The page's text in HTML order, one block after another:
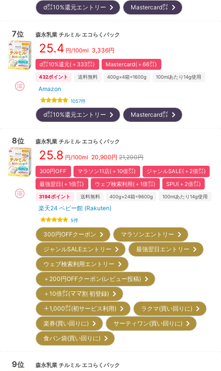
d㌽10%還元エントリー Mastercard㌽
7位 森永乳業 チルミル エコらくパック
25.4 円/100ml 3,336円
d㌽10%還元(＋333㌽) Mastercard(＋66㌽)
432ポイント 送料無料 400g×4箱=1600g 100mlあたり14g使用
Amazon
1057件
d㌽10%還元エントリー Mastercard㌽
8位 森永乳業 チルミル エコらくパック
25.8 円/100ml 20,900円 21,200円
300円OFF マラソン11店(＋10倍㌽)
ジャンルSALE(＋2倍㌽)
最強翌日(＋1倍㌽)
ウェブ検索利用(＋1倍㌽) SPU(＋2倍㌽)
3194ポイント 送料無料 400g×24箱=9600g 100mlあたり14g使用
楽天24 ベビー館 (Rakuten)
5件
300円OFFクーポン
マラソンエントリー
ジャンルSALEエントリー
最強翌日エントリー
ウェブ検索利用エントリー
＋200円OFFクーポン(レビュー投稿)
＋10倍㌽(ママ割 初登録)
＋1,000㌽(初サービス利用)
ラクマ(買い回りに)
楽券(買い回りに)
サーティワン(買い回りに)
食パン袋(買い回りに)
9位 森永乳業 チルミル エコらくパック